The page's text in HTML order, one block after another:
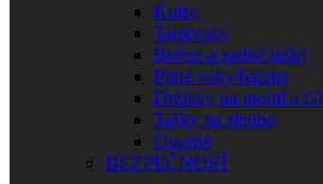
Kufre
Tankvaky
Bočné a zadné tašky
Pitné vaky/batohy
Držiaky na mobil a
Tašky na stehno
Ostatné
BEZPEČNOSŤ